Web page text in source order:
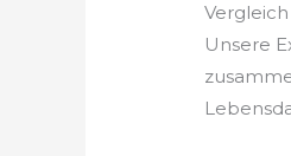
Unsere